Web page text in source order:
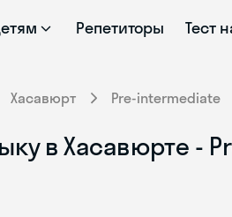
Репетиторы Тест
Хасавюрт Pre-intermediate
в Хасавюрте -